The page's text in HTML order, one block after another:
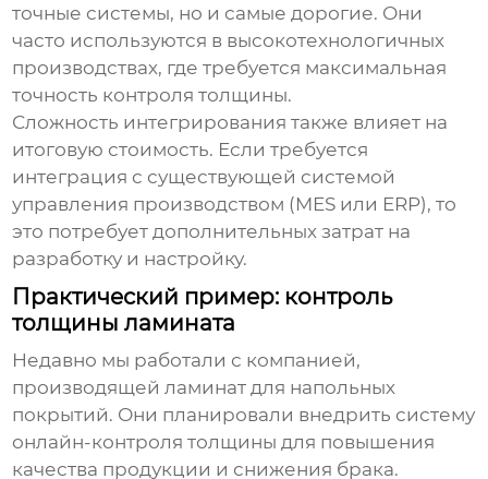
точные системы, но и самые дорогие. Они
часто используются в высокотехнологичных
производствах, где требуется максимальная
точность контроля толщины.
Сложность интегрирования также влияет на
итоговую стоимость. Если требуется
интеграция с существующей системой
управления производством (MES или ERP), то
это потребует дополнительных затрат на
разработку и настройку.
Практический пример: контроль
толщины ламината
Недавно мы работали с компанией,
производящей ламинат для напольных
покрытий. Они планировали внедрить систему
онлайн-контроля толщины для повышения
качества продукции и снижения брака.